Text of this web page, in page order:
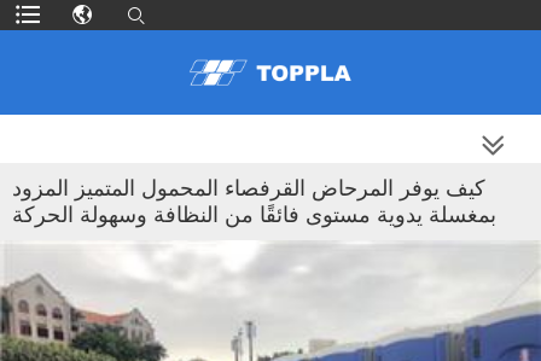
كيف يوفر المرحاض القرفصاء المحمول المتميز المزود
بمغسلة يدوية مستوى فائقًا من النظافة وسهولة الحركة